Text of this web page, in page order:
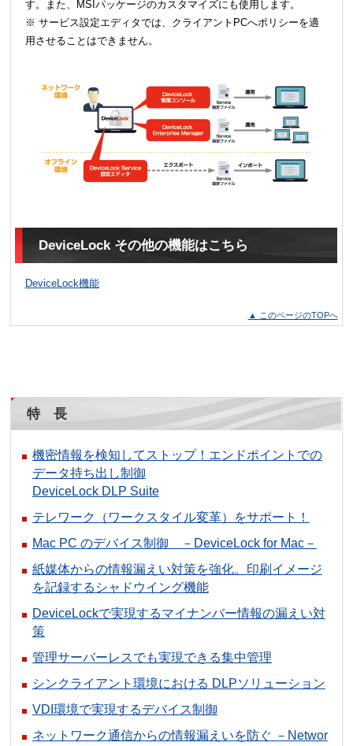
す。また、MSIパッケージのカスタマイズにも使用します。
※ サービス設定エディタでは、クライアントPCへポリシーを適
用させることはできません。
DeviceLock その他の機能はこちら
DeviceLock機能
▲ このページのTOPへ
特 長
機密情報を検知してストップ！エンドポイントでの
データ持ち出し制御
DeviceLock DLP Suite
テレワーク（ワークスタイル変革）をサポート！
Mac PC のデバイス制御 －DeviceLock for Mac－
紙媒体からの情報漏えい対策を強化。印刷イメージ
を記録するシャドウイング機能
DeviceLockで実現するマイナンバー情報の漏えい対
策
管理サーバーレスでも実現できる集中管理
シンクライアント環境における DLPソリューション
VDI環境で実現するデバイス制御
ネットワーク通信からの情報漏えいを防ぐ －Networ